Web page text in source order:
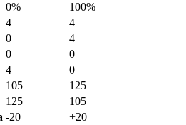
0%
100%
4
4
0
4
0
0
4
0
105
125
125
105
-20
+20